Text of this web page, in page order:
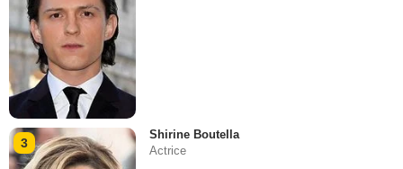
3
Shirine Boutella
Actrice